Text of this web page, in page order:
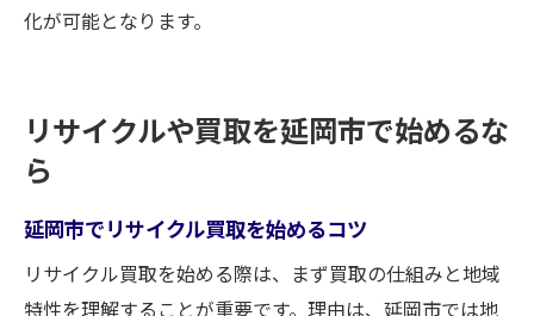
納得できる買取を実現する選び方
化が可能となります。
リサイクルや買取を延岡市で始めるな
ら
延岡市でリサイクル買取を始めるコツ
リサイクル買取を始める際は、まず買取の仕組みと地域
特性を理解することが重要です。理由は、延岡市では地